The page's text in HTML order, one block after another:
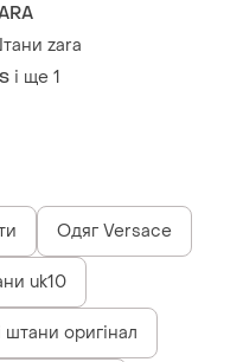
zara
і ще 1
Одяг Versace
uk10
штани оригінал